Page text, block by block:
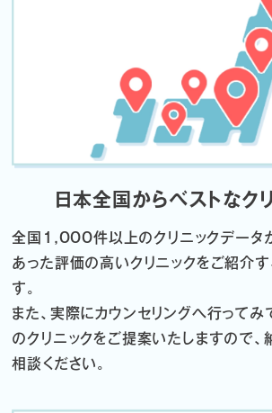
日本全国からベストなク
全国1,000件以上のクリニックデータ
あった評価の高いクリニックをご紹介
す。
また、実際にカウンセリングへ行って
のクリニックをご提案いたしますので、
相談ください。